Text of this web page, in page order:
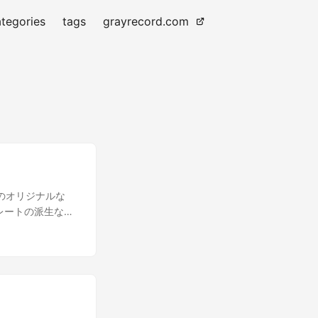
tags grayrecord.com
オリジナルな
トの派生なの
生成を書き